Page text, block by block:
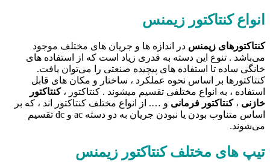
انواع کنتاکتور زیمنس
کنتاکتور‌های زیمنس در اندازه ها و جریان های مختلف موجود
می‌باشد . تنوع این دسته به قدری زیاد است که از استفاده های
خانگی ساده تا استفاده های پیچیده صنعتی را می‌توان یافت.
کنتاکتورها بر اساس نحوه عملکرد ، ساختار و مکان های قابل
استفاده ، به انواع مختلفی تقسیم میشوند . کنتاکتور ، کنتاکتور
خازنی ،کنتاکتور فرمانی و …. از انواع مختلف کنتاکتور اند ، که بر
اساس متناوب بودن یا نبودن جریان به دو دسته ac و dc تقسیم
می‌شوند.
تیپ های مختلف کنتاکتور زیمنس